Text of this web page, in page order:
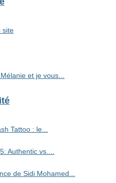
site
et je vous...
Tattoo : le...
Authentic vs....
de Sidi Mohamed...